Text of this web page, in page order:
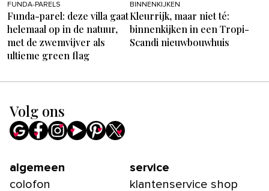
FUNDA-PARELS
Funda-parel: deze villa gaat
helemaal op in de natuur,
met de zwemvijver als
ultieme green flag
BINNENKIJKEN
Kleurrijk, maar niet té:
binnenkijken in een Tropi-
Scandi nieuwbouwhuis
Volg ons
algemeen
colofon
service
klantenservice shop